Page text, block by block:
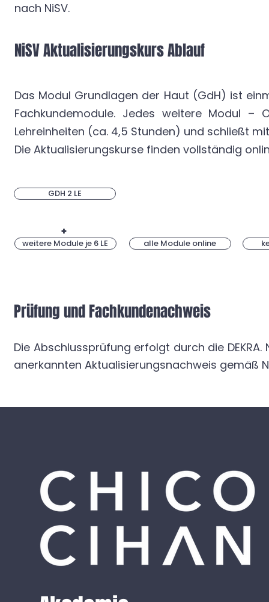
nach NiSV.
NiSV Aktualisierungskurs Ablauf
Das Modul Grundlagen der Haut (GdH) ist
Fachkundemodule. Jedes weitere Modul –
Lehreinheiten (ca. 4,5 Stunden) und schließt
Die Aktualisierungskurse finden vollständig
GDH 2 LE
weitere Module je 6 LE
+
alle Module online
Prüfung und Fachkundenachweis
​Die Abschlussprüfung erfolgt durch die
anerkannten Aktualisierungsnachweis gemäß